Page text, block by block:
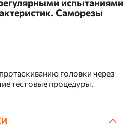
испытаниями
Саморезы
головки через
тестовые процедуры.